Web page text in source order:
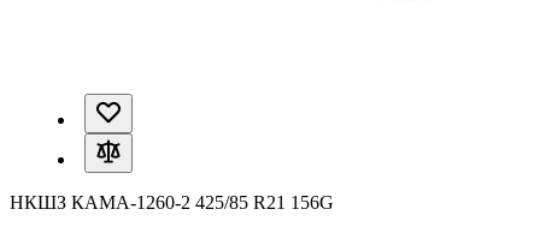
НКШЗ КАМА-1260-2 425/85 R21 156G